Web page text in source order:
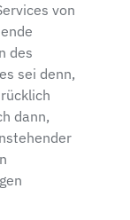
von
des
sei denn,
dann,